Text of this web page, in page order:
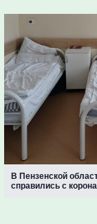
В Пензенской
справились с